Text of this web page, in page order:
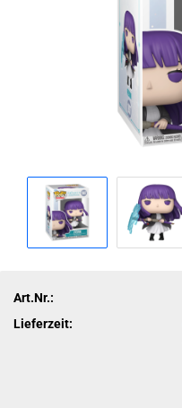
Art.Nr.:
Lieferzeit: